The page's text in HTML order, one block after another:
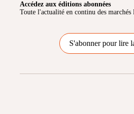
Accédez aux éditions abonnées
Toute l'actualité en continu des
S'abonner pour lire